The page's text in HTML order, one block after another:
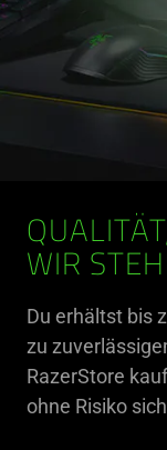
WIR
Du erhältst bis
zu
RazerStore
ohne Risiko